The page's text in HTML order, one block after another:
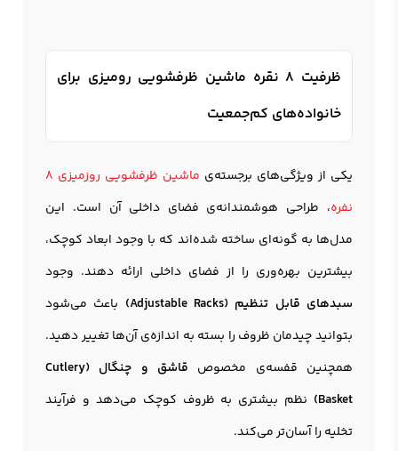
ظرفیت 8 نقره ماشین ظرفشویی رومیزی برای
خانواده‌های کم‌جمعیت
یکی از ویژگی‌های برجسته‌ی
ماشین ظرفشویی روزمیزی 8
نفره، طراحی هوشمندانه‌ی فضای داخلی آن است. این
مدل‌ها به گونه‌ای ساخته شده‌اند که با وجود ابعاد کوچک،
بیشترین بهره‌وری را از فضای داخلی ارائه دهند. وجود
سبدهای قابل تنظیم (Adjustable Racks)
باعث می‌شود
بتوانید چیدمان ظروف را بسته به اندازه‌ی آن‌ها تغییر دهید.
همچنین قفسه‌ی مخصوص
قاشق و چنگال (Cutlery
Basket)
نظم بیشتری به ظروف کوچک می‌دهد و فرآیند
تخلیه را آسان‌تر می‌کند.